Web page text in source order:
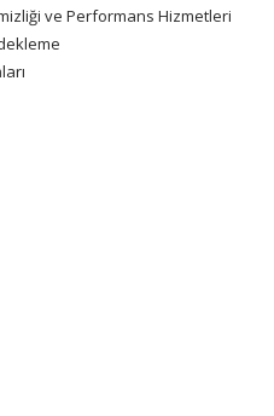
ve Performans Hizmetleri